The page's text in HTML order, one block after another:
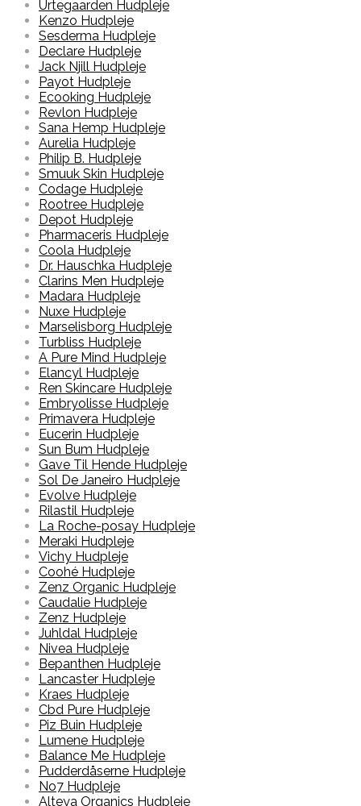
Urtegaarden Hudpleje
Kenzo Hudpleje
Sesderma Hudpleje
Declare Hudpleje
Jack Njill Hudpleje
Payot Hudpleje
Ecooking Hudpleje
Revlon Hudpleje
Sana Hemp Hudpleje
Aurelia Hudpleje
Philip B. Hudpleje
Smuuk Skin Hudpleje
Codage Hudpleje
Rootree Hudpleje
Depot Hudpleje
Pharmaceris Hudpleje
Coola Hudpleje
Dr. Hauschka Hudpleje
Clarins Men Hudpleje
Madara Hudpleje
Nuxe Hudpleje
Marselisborg Hudpleje
Turbliss Hudpleje
A Pure Mind Hudpleje
Elancyl Hudpleje
Ren Skincare Hudpleje
Embryolisse Hudpleje
Primavera Hudpleje
Eucerin Hudpleje
Sun Bum Hudpleje
Gave Til Hende Hudpleje
Sol De Janeiro Hudpleje
Evolve Hudpleje
Rilastil Hudpleje
La Roche-posay Hudpleje
Meraki Hudpleje
Vichy Hudpleje
Coohé Hudpleje
Zenz Organic Hudpleje
Caudalie Hudpleje
Zenz Hudpleje
Juhldal Hudpleje
Nivea Hudpleje
Bepanthen Hudpleje
Lancaster Hudpleje
Kraes Hudpleje
Cbd Pure Hudpleje
Piz Buin Hudpleje
Lumene Hudpleje
Balance Me Hudpleje
Pudderdåserne Hudpleje
No7 Hudpleje
Alteya Organics Hudpleje